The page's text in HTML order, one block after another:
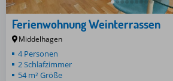
Ferienwohnung Weinterrassen
Middelhagen
4 Personen
2 Schlafzimmer
54 m² Größe